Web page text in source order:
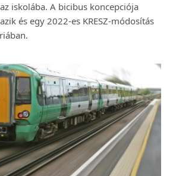
iskolába. A bicibus koncepciója
és egy 2022-es KRESZ-módosítás